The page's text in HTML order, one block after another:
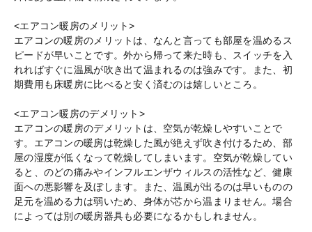
<エアコン暖房のメリット>
エアコンの暖房のメリットは、なんと言っても部屋を温めるス
ピードが早いことです。外から帰って来た時も、スイッチを入
れればすぐに温風が吹き出て温まれるのは強みです。また、初
期費用も床暖房に比べると安く済むのは嬉しいところ。
<エアコン暖房のデメリット>
エアコンの暖房のデメリットは、空気が乾燥しやすいことで
す。エアコンの暖房は乾燥した風が絶えず吹き付けるため、部
屋の湿度が低くなって乾燥してしまいます。空気が乾燥してい
ると、のどの痛みやインフルエンザウィルスの活性など、健康
面への悪影響を及ぼします。また、温風が出るのは早いものの
足元を温める力は弱いため、身体が芯から温まりません。場合
によっては別の暖房器具も必要になるかもしれません。